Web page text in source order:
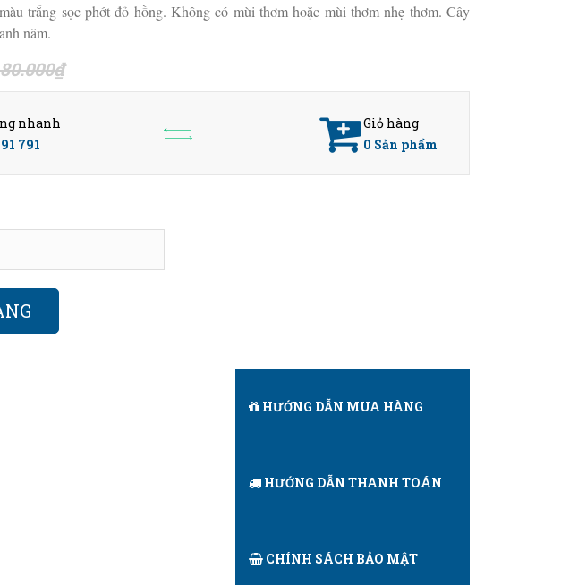
trắng sọc phớt đỏ hồng. Không có mùi thơm hoặc mùi thơm nhẹ thơm. Cây
năm.
80.000₫
nhanh
791
Giỏ hàng
0 Sản phẩm
HƯỚNG DẪN MUA HÀNG
HƯỚNG DẪN THANH TOÁN
CHÍNH SÁCH BẢO MẬT